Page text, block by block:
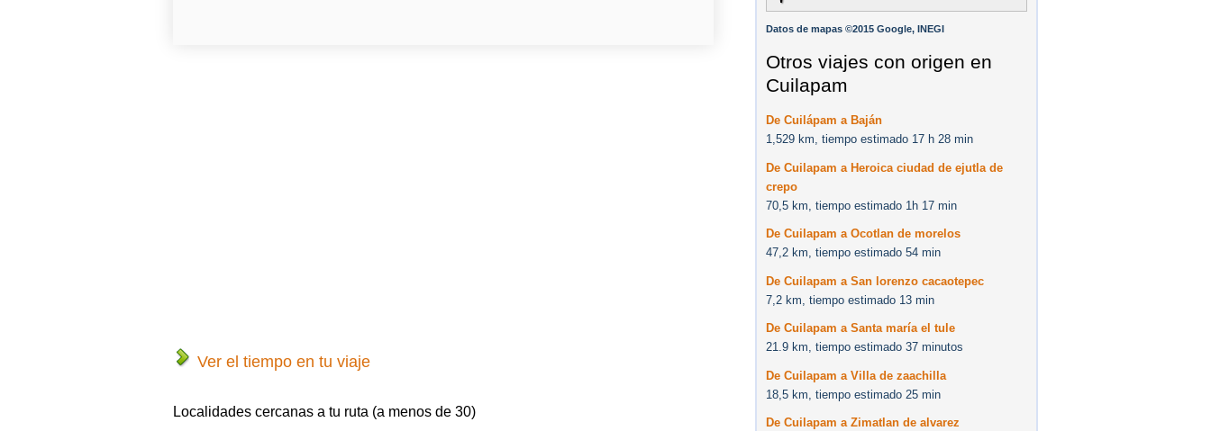
Ver el tiempo en tu viaje
Localidades cercanas a tu ruta (a menos de 30)
Datos de mapas ©2015 Google, INEGI
Otros viajes con origen en
Cuilapam
De Cuilápam a Baján
1,529 km, tiempo estimado 17 h 28 min
De Cuilapam a Heroica ciudad de ejutla de
crepo
70,5 km, tiempo estimado 1h 17 min
De Cuilapam a Ocotlan de morelos
47,2 km, tiempo estimado 54 min
De Cuilapam a San lorenzo cacaotepec
7,2 km, tiempo estimado 13 min
De Cuilapam a Santa maría el tule
21.9 km, tiempo estimado 37 minutos
De Cuilapam a Villa de zaachilla
18,5 km, tiempo estimado 25 min
De Cuilapam a Zimatlan de alvarez